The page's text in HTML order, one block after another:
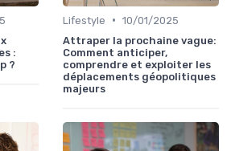
:
?
Lifestyle • 10/01/2025
Attraper la prochaine vague:
Comment anticiper,
comprendre et exploiter les
déplacements géopolitiques
majeurs